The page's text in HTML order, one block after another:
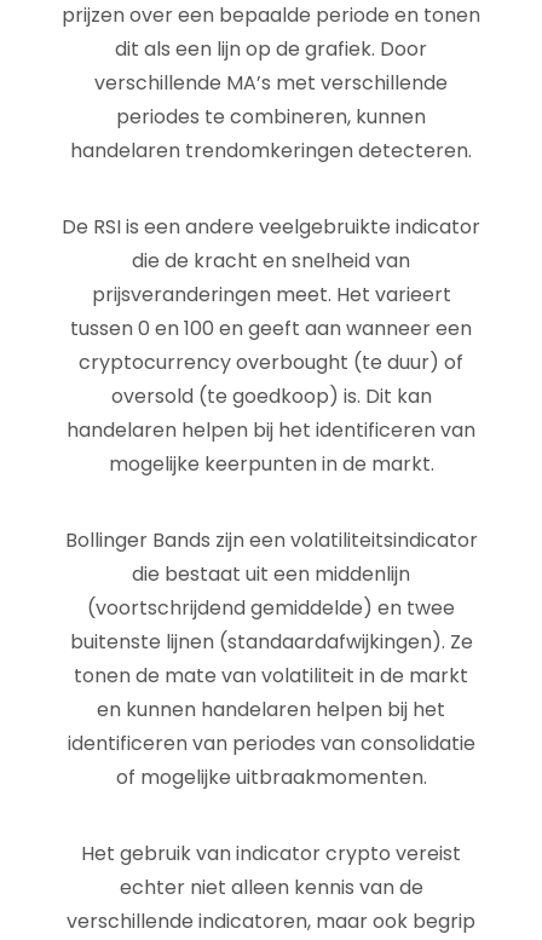
prijzen over een bepaalde periode en tonen
dit als een lijn op de grafiek. Door
verschillende MA’s met verschillende
periodes te combineren, kunnen
handelaren trendomkeringen detecteren.
De RSI is een andere veelgebruikte indicator
die de kracht en snelheid van
prijsveranderingen meet. Het varieert
tussen 0 en 100 en geeft aan wanneer een
cryptocurrency overbought (te duur) of
oversold (te goedkoop) is. Dit kan
handelaren helpen bij het identificeren van
mogelijke keerpunten in de markt.
Bollinger Bands zijn een volatiliteitsindicator
die bestaat uit een middenlijn
(voortschrijdend gemiddelde) en twee
buitenste lijnen (standaardafwijkingen). Ze
tonen de mate van volatiliteit in de markt
en kunnen handelaren helpen bij het
identificeren van periodes van consolidatie
of mogelijke uitbraakmomenten.
Het gebruik van indicator crypto vereist
echter niet alleen kennis van de
verschillende indicatoren, maar ook begrip